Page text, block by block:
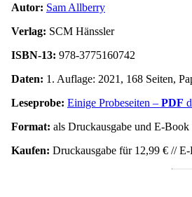
Autor: Sam Allberry
Verlag: SCM Hänssler
ISBN-13: 978-3775160742
Daten: 1. Auflage: 2021, 168 Seiten,
Leseprobe: Einige Probeseiten – PDF
Format: als Druckausgabe und E-
Kaufen: Druckausgabe für 12,99 € //